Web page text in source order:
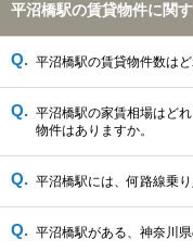
平沼橋駅の賃貸物件に関
平沼橋駅の賃貸物件数は
平沼橋駅の家賃相場はど
物件はありますか。
平沼橋駅には、何路線乗
平沼橋駅がある、神奈川